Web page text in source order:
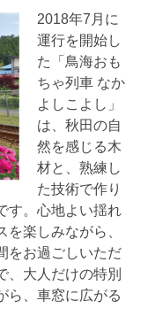
2018年7月に
運行を開始し
た「鳥海おも
ちゃ列車 なか
よしこよし」
は、秋田の自
然を感じる木
材と、熟練し
た技術で作り
す。心地よい揺れ
楽しみながら、
をお過ごしいただ
、大人だけの特別
ら、車窓に広がる